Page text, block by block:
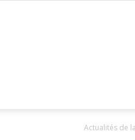
Actualités de